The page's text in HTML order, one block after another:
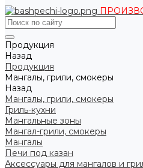
Продукция
Назад
Продукция
Мангалы, грили, смокеры
Назад
Мангалы, грили, смокеры
Гриль-кухни
Мангальные зоны
Мангал-грили, смокеры
Мангалы
Печи под казан
Аксессуары для мангалов и